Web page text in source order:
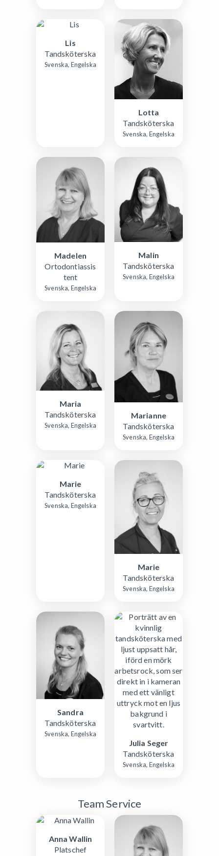
Lis
Tandsköterska
Svenska, Engelska
Lotta
Tandsköterska
Svenska, Engelska
Madelen
Ortodontiassis
tent
Svenska, Engelska
Malin
Tandsköterska
Svenska, Engelska
Maria
Tandsköterska
Svenska, Engelska
Marianne
Tandsköterska
Svenska, Engelska
Marie
Tandsköterska
Svenska, Engelska
Marie
Tandsköterska
Svenska, Engelska
Sandra
Tandsköterska
Svenska, Engelska
Julia Seger
Tandsköterska
Svenska, Engelska
Team Service
Anna Wallin
Platschef